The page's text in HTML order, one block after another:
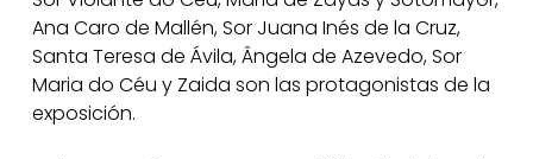
Ana Caro de Mallén, Sor Juana Inés de la Cruz,
Santa Teresa de Ávila, Ângela de Azevedo, Sor
Maria do Céu y Zaida son las protagonistas de la
exposición.